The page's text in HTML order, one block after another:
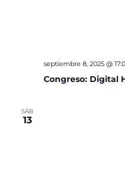
Congreso: Digital
septiembre 8, 2025 @
SÁB
13